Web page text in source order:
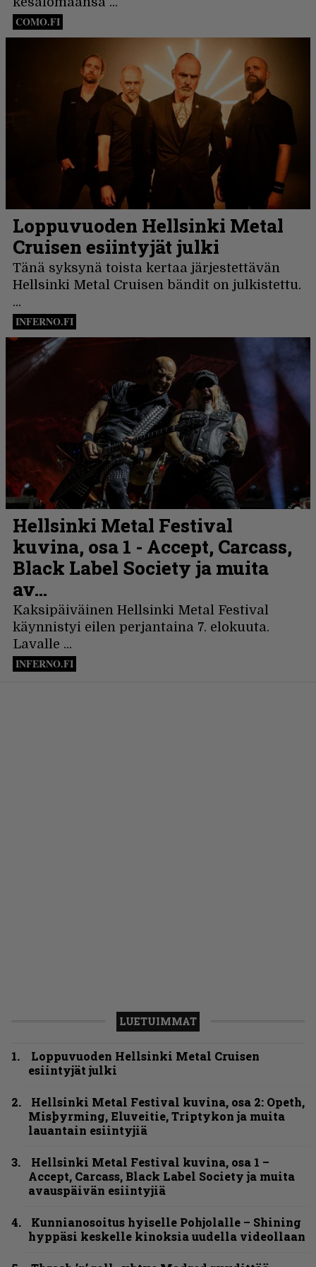
LUETUIMMAT
Loppuvuoden Hellsinki Metal Cruisen
esiintyjät julki
Hellsinki Metal Festival kuvina, osa 2: Opeth,
Misþyrming, Eluveitie, Triptykon ja muita
lauantain esiintyjiä
Hellsinki Metal Festival kuvina, osa 1 –
Accept, Carcass, Black Label Society ja muita
avauspäivän esiintyjiä
Kunnianosoitus hyiselle Pohjolalle – Shining
hyppäsi keskelle kinoksia uudella videollaan